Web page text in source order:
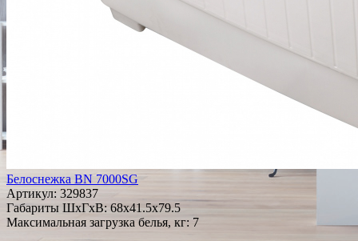
Белоснежка BN 7000SG
Артикул: 329837
Габариты ШxГxВ: 68x41.5x79.5
Максимальная загрузка белья, кг: 7